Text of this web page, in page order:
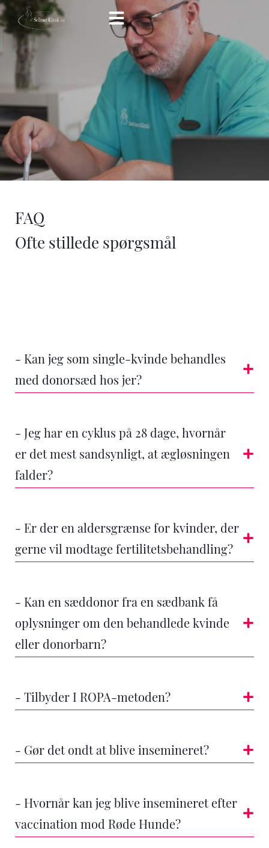
Hop
til
indholdet
FAQ
Ofte stillede spørgsmål
- Kan jeg som single-kvinde behandles
med donorsæd hos jer?
- Jeg har en cyklus på 28 dage, hvornår
er det mest sandsynligt, at ægløsningen
falder?
- Er der en aldersgrænse for kvinder, der
gerne vil modtage fertilitetsbehandling?
- Kan en sæddonor fra en sædbank få
oplysninger om den behandlede kvinde
eller donorbarn?
- Tilbyder I ROPA-metoden?
- Gør det ondt at blive insemineret?
- Hvornår kan jeg blive insemineret efter
vaccination mod Røde Hunde?